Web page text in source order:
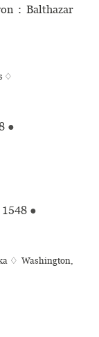
: Balthazar
♢
●
1548 ●
♢ Washington,